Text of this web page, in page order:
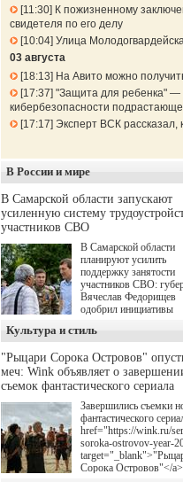
11:30 К пожизненному
свидетеля по его делу
10:04 Улица
03 августа
18:13
На Авито можно
17:37 "Защита для ребенка" —
кибербезопасности
17:17 Эксперт ВСК
В России и мире
В Самарской области запускают
усиленную систему
участников СВО
В Самарской области
планируют усилить
поддержку занятости
участников СВО:
Вячеслав Федорищев
одобрил инициативы
Губернской Думы
направленные на
трудоустройство и
спокойную адаптацию к
мирной жизни.
Культура и стиль
"Рыцари Сорока Островов"
меч: Wink объявляет о
съемок фантастического сериала
Завершились съемки
фантастического
href="https://wink.ru/
soroka-ostrovov-year-
Сорока Островов"</